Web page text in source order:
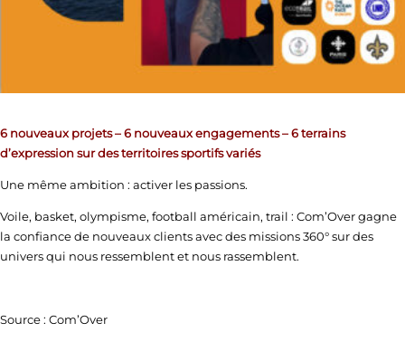
6 nouveaux projets – 6 nouveaux engagements – 6 terrains
d’expression sur des territoires sportifs variés
Une même ambition : activer les passions.
Voile, basket, olympisme, football américain, trail : Com’Over gagne
la confiance de nouveaux clients avec des missions 360° sur des
univers qui nous ressemblent et nous rassemblent.
Source : Com’Over